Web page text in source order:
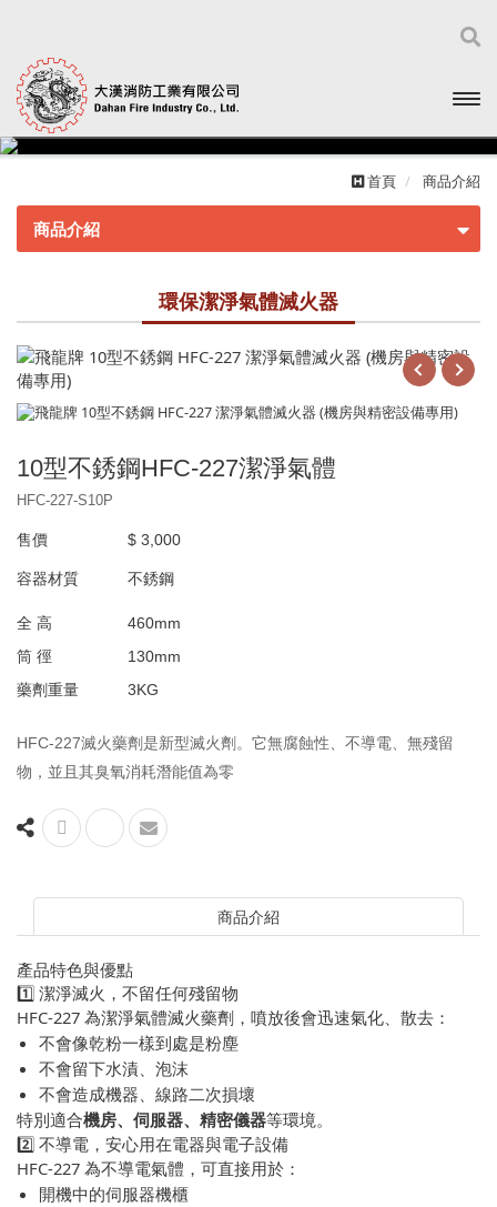
單
首頁 商品介紹
商品介紹
不鏽鋼系列
冷軋鋼板系列
鋁合金系列
環保潔淨氣體滅火器
住宅用火災警報器
環保潔淨氣體
其他相關配件
滅火器標示牌
環保潔淨氣體滅火器
10型不銹鋼HFC-227潔淨氣體
HFC-227-S10P
售價 $ 3,000
容器材質 不銹鋼
全 高
460mm
筒 徑
130mm
藥劑重量
3KG
HFC-227滅火藥劑是新型滅火劑。它無腐蝕性、不導電、無殘留
物，並且其臭氧消耗潛能值為零
商品介紹
產品特色與優點
1️⃣ 潔淨滅火，不留任何殘留物
HFC-227 為潔淨氣體滅火藥劑，噴放後會迅速氣化、散去：
不會像乾粉一樣到處是粉塵
不會留下水漬、泡沫
不會造成機器、線路二次損壞
特別適合機房、伺服器、精密儀器等環境。
2️⃣ 不導電，安心用在電器與電子設備
HFC-227 為不導電氣體，可直接用於：
開機中的伺服器機櫃